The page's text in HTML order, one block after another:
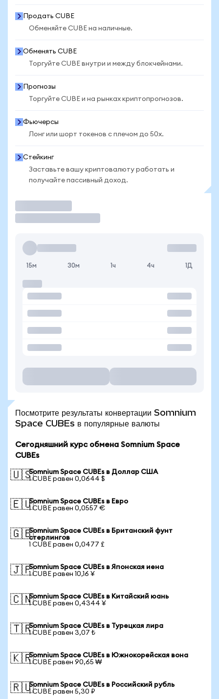
Продать CUBE
Обменяйте CUBE на наличные.
Обменять CUBE
Торгуйте CUBE внутри и между блокчейнами.
Прогнозы
Торгуйте CUBE и на рынках криптопрогнозов.
Фьючерсы
Лонг или шорт токенов с плечом до 50x.
Стейкинг
Заставьте вашу криптовалюту работать и
получайте пассивный доход.
15м 30м 1ч 4ч 1Д
Посмотрите результаты конвертации Somnium
Space CUBEs в популярные валюты
Сегодняшний курс обмена Somnium Space
CUBEs
🇺🇸Somnium Space CUBEs в Доллар США
1 CUBE равен 0,0644 $
🇪🇺Somnium Space CUBEs в Евро
1 CUBE равен 0,0557 €
🇬🇧Somnium Space CUBEs в Британский фунт
стерлингов
1 CUBE равен 0,0477 £
🇯🇵Somnium Space CUBEs в Японская иена
1 CUBE равен 10,16 ¥
🇨🇳Somnium Space CUBEs в Китайский юань
1 CUBE равен 0,4344 ¥
🇹🇷Somnium Space CUBEs в Турецкая лира
1 CUBE равен 3,07 ₺
🇰🇷Somnium Space CUBEs в Южнокорейская вона
1 CUBE равен 90,65 ₩
🇷🇺Somnium Space CUBEs в Российский рубль
1 CUBE равен 5,30 ₽